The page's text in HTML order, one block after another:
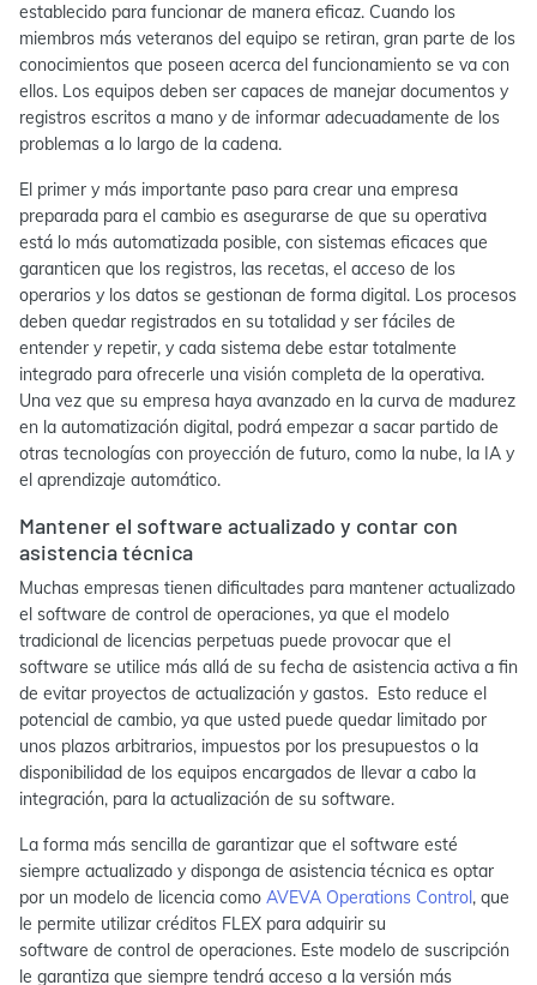
establecido para funcionar de manera eficaz. Cuando los
miembros más veteranos del equipo se retiran, gran parte de los
conocimientos que poseen acerca del funcionamiento se va con
ellos. Los equipos deben ser capaces de manejar documentos y
registros escritos a mano y de informar adecuadamente de los
problemas a lo largo de la cadena.
El primer y más importante paso para crear una empresa
preparada para el cambio es asegurarse de que su operativa
está lo más automatizada posible, con sistemas eficaces que
garanticen que los registros, las recetas, el acceso de los
operarios y los datos se gestionan de forma digital. Los procesos
deben quedar registrados en su totalidad y ser fáciles de
entender y repetir, y cada sistema debe estar totalmente
integrado para ofrecerle una visión completa de la operativa.
Una vez que su empresa haya avanzado en la curva de madurez
en la automatización digital, podrá empezar a sacar partido de
otras tecnologías con proyección de futuro, como la nube, la IA y
el aprendizaje automático.
Mantener el software actualizado y contar con
asistencia técnica
Muchas empresas tienen dificultades para mantener actualizado
el software de control de operaciones, ya que el modelo
tradicional de licencias perpetuas puede provocar que el
software se utilice más allá de su fecha de asistencia activa a fin
de evitar proyectos de actualización y gastos. Esto reduce el
potencial de cambio, ya que usted puede quedar limitado por
unos plazos arbitrarios, impuestos por los presupuestos o la
disponibilidad de los equipos encargados de llevar a cabo la
integración, para la actualización de su software.
La forma más sencilla de garantizar que el software esté
siempre actualizado y disponga de asistencia técnica es optar
por un modelo de licencia como AVEVA Operations Control, que
le permite utilizar créditos FLEX para adquirir su
software de control de operaciones. Este modelo de suscripción
le garantiza que siempre tendrá acceso a la versión más